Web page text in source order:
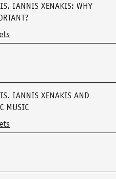
IANNIS XENAKIS: WHY
IANNIS XENAKIS AND
MUSIC